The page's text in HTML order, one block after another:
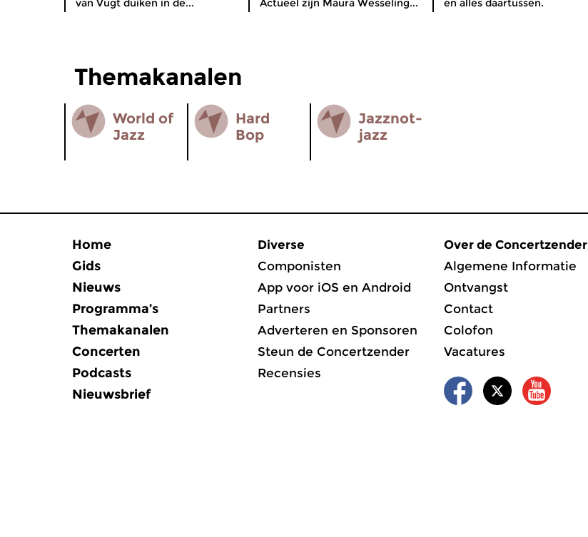
van Vugt duiken in de...
Actueel zijn Maura Wesseling...
en alles daartussen.
Themakanalen
World of
Jazz
Hard
Bop
Jazz­not­
jazz
Home
Gids
Nieuws
Programma’s
Themakanalen
Concerten
Podcasts
Nieuwsbrief
Diverse
Componisten
App voor iOS en Android
Partners
Adverteren en Sponsoren
Steun de Concertzender
Recensies
Over de Concertzender
Algemene Informatie
Ontvangst
Contact
Colofon
Vacatures